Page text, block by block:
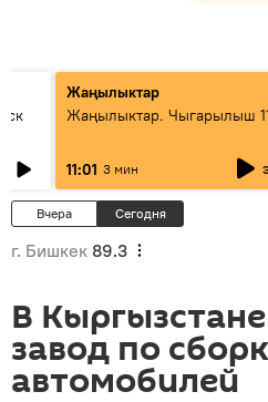
Жаңылыктар
Жаңылыктар. Чыгарылыш
11:01 3 мин
Вчера Сегодня
г. Бишкек 89.3
В
завод по
автомобилей